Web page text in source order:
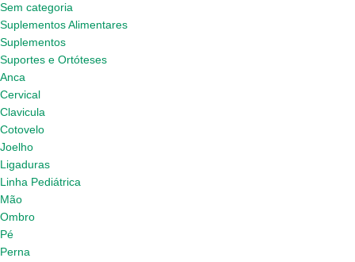
Sem categoria
Suplementos Alimentares
Suplementos
Suportes e Ortóteses
Anca
Cervical
Clavicula
Cotovelo
Joelho
Ligaduras
Linha Pediátrica
Mão
Ombro
Pé
Perna